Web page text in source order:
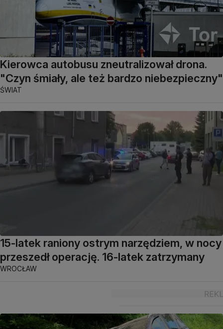
Kierowca autobusu zneutralizował drona.
"Czyn śmiały, ale też bardzo niebezpieczny"
ŚWIAT
15-latek raniony ostrym narzędziem, w nocy
przeszedł operację. 16-latek zatrzymany
WROCŁAW